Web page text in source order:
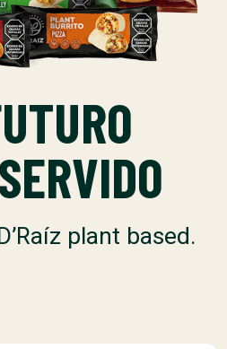
plant based.